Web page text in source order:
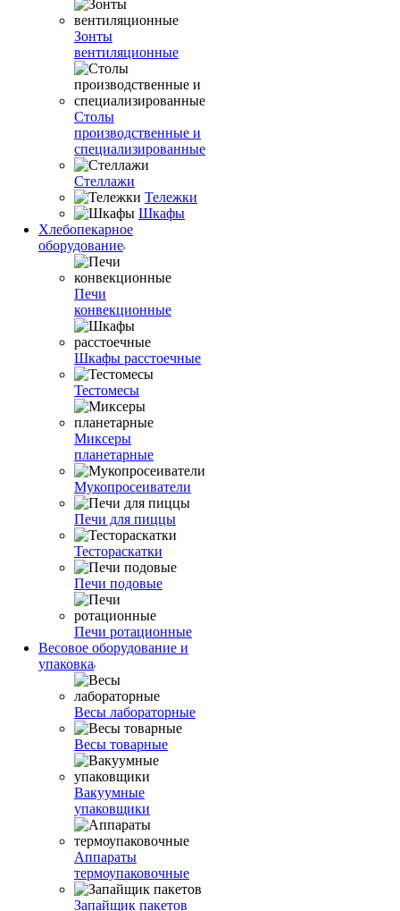
Зонты
вентиляционные
Столы
производственные и
специализированные
Стеллажи
Тележки
Шкафы
Хлебопекарное
оборудование
Печи
конвекционные
Шкафы расстоечные
Тестомесы
Миксеры
планетарные
Мукопросеиватели
Печи для пиццы
Тестораскатки
Печи подовые
Печи ротационные
Весовое оборудование и
упаковка
Весы лабораторные
Весы товарные
Вакуумные
упаковщики
Аппараты
термоупаковочные
Запайщик пакетов